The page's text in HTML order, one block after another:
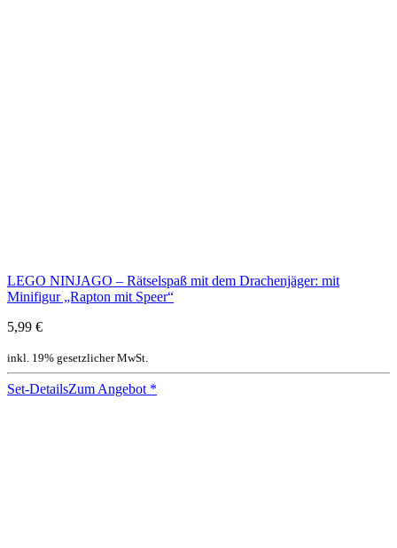
LEGO NINJAGO – Rätselspaß mit dem Drachenjäger: mit
Minifigur „Rapton mit Speer“
5,99 €
inkl. 19% gesetzlicher MwSt.
Set-DetailsZum Angebot *